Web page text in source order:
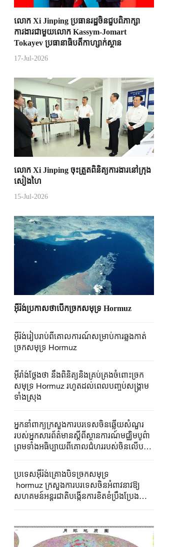
លោក Xi Jinping ប្រធានរដ្ឋចិន​ជួបពិភាក្សា​
ការងារជាមួយ​លោក Kassym-Jomart ​
Tokayev ​ប្រធានាធិបតី​កាហ្សាក់ស្ថាន​
17-Jul-2026
លោក Xi Jinping ចុះត្រួតពិនិត្យការងារនៅក្រុង
សៀងហៃ
15-Jul-2026
អ៊ីរ៉ង់ប្រកាសថាបើកច្រកសមុទ្រ Hormuz
អ៊ីរ៉ង់រៀបរាប់ពីគោលការណ៍សម្រាប់ការឆ្លងកាត់
ច្រកសមុទ្រ Hormuz
អ៊ីរ៉ាង់ថ្លែងថា នឹងពិនិត្យនិងគ្រប់គ្រងចំពោះច្រក
សមុទ្រ Hormuz រហូតដល់ពេលបញ្ចប់សង្គ្រាម
ទាំងស្រុង
អ្នកនាំពាក្យក្រសួងការបរទេសចិនឆ្លើយសំណួរ
របស់អ្នកសារព័ត៌មានស្តីពីស្ថានការណ៍មជ្ឈិមបូព៌ា​
ព្រមទាំងអធិប្បាយពីគោលជំហររបស់ចិនលើបញ្ហា
ច្រកសមុទ្រ Hormuz
ប្រទេស​អ៊ី​រ៉ង់​គ្រោង​បិទច្រក​សមុទ្រ​
hormuz ក្រសួង​ការបរទេស​ចិនអំពាវនាវ​ឱ្យ​
សហគមន៍​អន្តរជាតិ​បង្កើន​ការ​ខិត​ខំ​ប្រឹង​ប្រែង​ដើម្បី​
ជំរុញ​ការកាត់​បន្ថយ​ភាព​តាន​តឹង​នៃ​ការ​ប៉ះ​ទង្កិច​